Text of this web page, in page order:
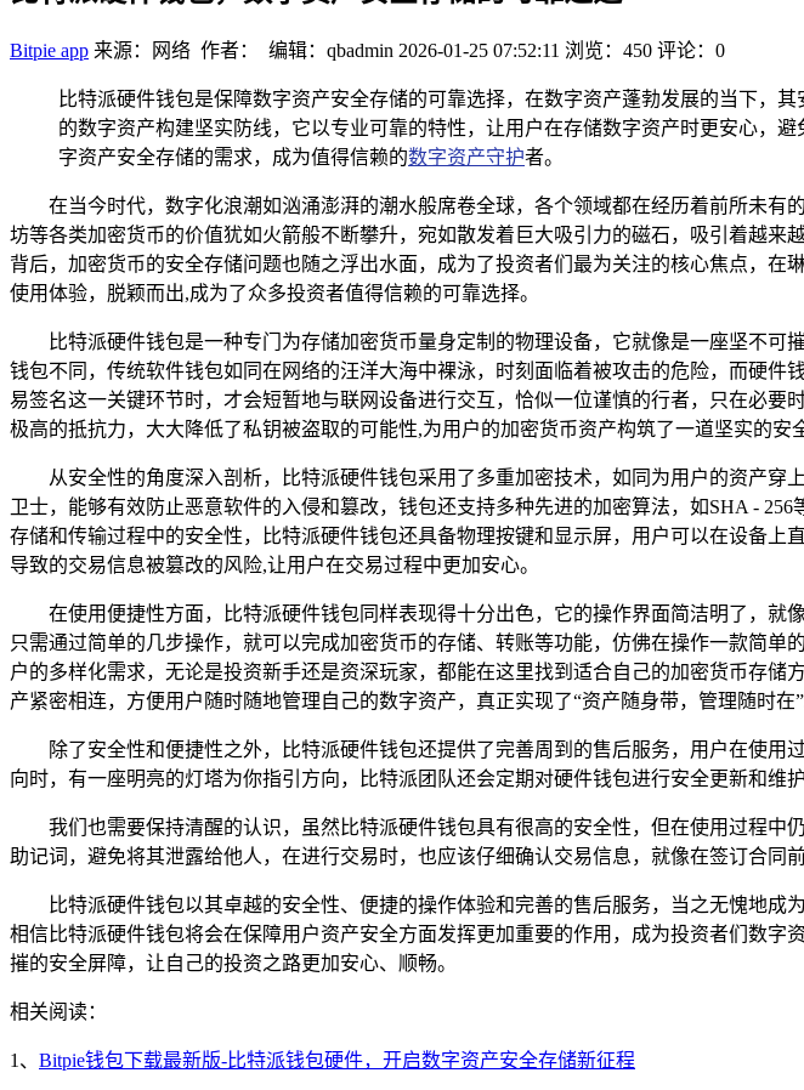
Bitpie app 来源：网络 作者： 编辑：qbadmin 2026-01-25 07:52:11 浏览：450 评论：0
比特派硬件钱包是保障数字资产安全存储的可靠选择，在数字资产蓬勃发展的当下，
的数字资产构建坚实防线，它以专业可靠的特性，让用户在存储数字资产时更安心，
字资产安全存储的需求，成为值得信赖的数字资产守护者。
在当今时代，数字化浪潮如汹涌澎湃的潮水般席卷全球，各个领域都在经历着前所未
坊等各类加密货币的价值犹如火箭般不断攀升，宛如散发着巨大吸引力的磁石，吸引着越
背后，加密货币的安全存储问题也随之浮出水面，成为了投资者们最为关注的核心焦点，在
使用体验，脱颖而出,成为了众多投资者值得信赖的可靠选择。
比特派硬件钱包是一种专门为存储加密货币量身定制的物理设备，它就像是一座坚不
钱包不同，传统软件钱包如同在网络的汪洋大海中裸泳，时刻面临着被攻击的危险，而硬
易签名这一关键环节时，才会短暂地与联网设备进行交互，恰似一位谨慎的行者，只在必
极高的抵抗力，大大降低了私钥被盗取的可能性,为用户的加密货币资产构筑了一道坚实的安
从安全性的角度深入剖析，比特派硬件钱包采用了多重加密技术，如同为用户的资产
卫士，能够有效防止恶意软件的入侵和篡改，钱包还支持多种先进的加密算法，如SHA -
存储和传输过程中的安全性，比特派硬件钱包还具备物理按键和显示屏，用户可以在设备
导致的交易信息被篡改的风险,让用户在交易过程中更加安心。
在使用便捷性方面，比特派硬件钱包同样表现得十分出色，它的操作界面简洁明了，
只需通过简单的几步操作，就可以完成加密货币的存储、转账等功能，仿佛在操作一款简
户的多样化需求，无论是投资新手还是资深玩家，都能在这里找到适合自己的加密货币存
产紧密相连，方便用户随时随地管理自己的数字资产，真正实现了“资产随身带，管理随时在”
除了安全性和便捷性之外，比特派硬件钱包还提供了完善周到的售后服务，用户在使
向时，有一座明亮的灯塔为你指引方向，比特派团队还会定期对硬件钱包进行安全更新和
我们也需要保持清醒的认识，虽然比特派硬件钱包具有很高的安全性，但在使用过程
助记词，避免将其泄露给他人，在进行交易时，也应该仔细确认交易信息，就像在签订合同
比特派硬件钱包以其卓越的安全性、便捷的操作体验和完善的售后服务，当之无愧地
相信比特派硬件钱包将会在保障用户资产安全方面发挥更加重要的作用，成为投资者们数
摧的安全屏障，让自己的投资之路更加安心、顺畅。
相关阅读：
1、 Bitpie钱包下载最新版-比特派钱包硬件，开启数字资产安全存储新征程